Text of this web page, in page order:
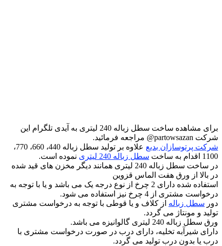
برای مشاهده ساخت سطل زباله 240 لیتری به آیدی تلگرام این
شرکت partowsazan@ مراجعه فرمائید.
شرکت پرتوسازان بدیع
علاوه بر تولید سطل زباله 440، 660، 770،
1100 اقدام به ساخت
سطل زباله 240 لیتری
نموده است.
در ساخت سطل زباله 240 لیتری همانند دیگر مخزن های قید شده
در بالا از ورق هفت الماس قزوین
استفاده شده دارای 2 چرخ از نوع درجه یک می باشد و یا با توجه به
درخواست مشتری از 4 چرخ نیز استفاده می شود.
دور سطل زباله از کلاف و یا قوطی با توجه به درخواست مشتری
تولید و مونتاژ می گردد.
ورق سطل زباله 240 لیتری گالوانیزه می باشد.
دارای شیرآبه تخلیه، دارای درب در صورت درخواست مشتری با
درب یا بدون درب تولید می گردد.